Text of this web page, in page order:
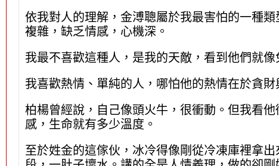
依我對人的理解，金溥聰屬於我最害怕的一種
複雜，缺乏情感，心機深。
我最不喜歡這種人，是我的天敵，看到他們就
我喜歡熱情、單純的人，哪怕他的熱情在於貪財
柏楊曾經說，自己像頭火牛，很衝動。但我看
感，生命就有多少溫度。
至於姓金的這傢伙，冰冷得像剛從冷凍庫裡拿